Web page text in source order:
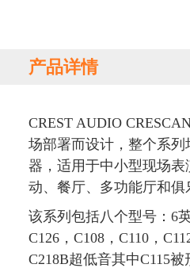
产品详情
CREST AUDIO
场部署而设计，整个系
器，适用于中小型现场
动、餐厅、多功能厅和俱
该系列包括八个型号：6
C126，C108，C110，
C218B超低音其中C115